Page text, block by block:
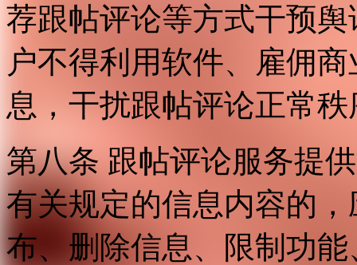
荐跟帖评论等方式干预
户不得利用软件、雇佣
息，干扰跟帖评论正常
第八条 跟帖评论服务提
有关规定的信息内容的
布、删除信息、限制功